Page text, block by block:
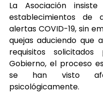
La Asociación
establecimientos de
alertas COVID-19, sin
quejas aduciendo que
requisitos
Gobierno, el proceso
se han visto
psicológicamente.